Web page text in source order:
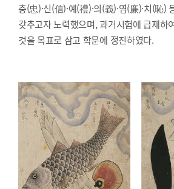
충(忠)·신(信)·예(禮)·의(義)·염(廉)·치(恥)
갖추고자 노력했으며, 과거시험에 급제하
것을 목표로 삼고 학문에 정진하였다.